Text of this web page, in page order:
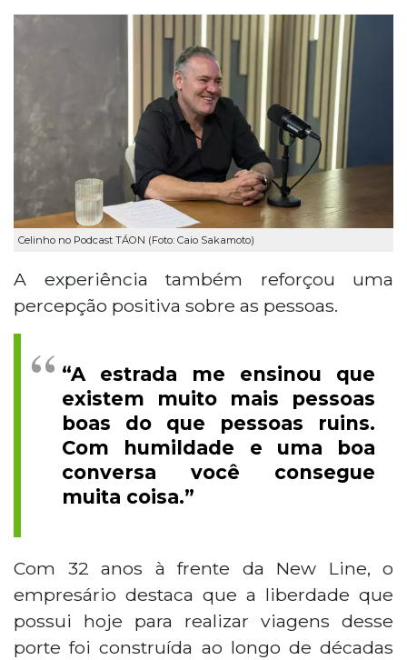
Celinho no Podcast TÁON (Foto: Caio Sakamoto)
A experiência também reforçou uma
percepção positiva sobre as pessoas.
“A estrada me ensinou que
existem muito mais pessoas
boas do que pessoas ruins.
Com humildade e uma boa
conversa você consegue
muita coisa.”
Com 32 anos à frente da New Line, o
empresário destaca que a liberdade que
possui hoje para realizar viagens desse
porte foi construída ao longo de décadas